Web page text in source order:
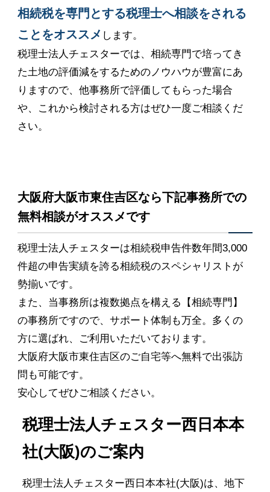
相続税を専門とする税理士へ相談をされる
ことをオススメ します。
税理士法人チェスターでは、相続専門で培ってき
た土地の評価減をするためのノウハウが豊富にあ
りますので、他事務所で評価してもらった場合
や、これから検討される方はぜひ一度ご相談くだ
さい。
大阪府大阪市東住吉区なら下記事務所での
無料相談がオススメです
税理士法人チェスターは相続税申告件数年間3,000
件超の申告実績を誇る相続税のスペシャリストが
勢揃いです。
また、当事務所は複数拠点を構える【相続専門】
の事務所ですので、サポート体制も万全。多くの
方に選ばれ、ご利用いただいております。
大阪府大阪市東住吉区のご自宅等へ無料で出張訪
問も可能です。
安心してぜひご相談ください。
税理士法人チェスター西日本本
社(大阪)のご案内
税理士法人チェスター西日本本社(大阪)は、地下